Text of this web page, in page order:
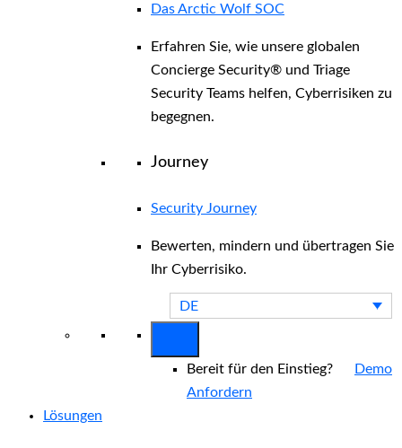
Das Arctic Wolf SOC
Erfahren Sie, wie unsere globalen
Concierge Security® und Triage
Security Teams helfen, Cyberrisiken zu
begegnen.
Journey
Security Journey
Bewerten, mindern und übertragen Sie
Ihr Cyberrisiko.
DE
Bereit für den Einstieg?
Demo
Anfordern
Lösungen